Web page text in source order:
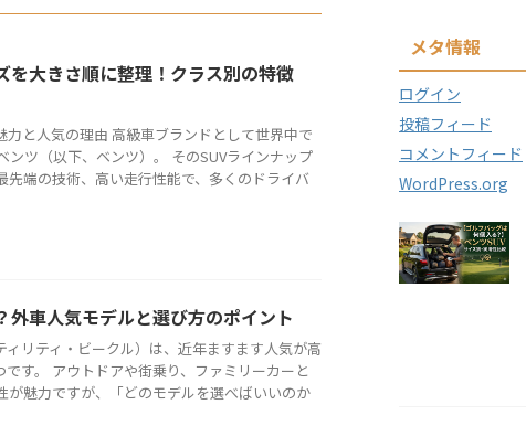
を大きさ順に整理！クラス別の特徴
力と人気の理由 高級車ブランドとして世界中で
ンツ（以下、ベンツ）。 そのSUVラインナップ
先端の技術、高い走行性能で、多くのドライバ
外車人気モデルと選び方のポイント
ィリティ・ビークル）は、近年ますます人気が高
です。 アウトドアや街乗り、ファミリーカーと
が魅力ですが、「どのモデルを選べばいいのか
メタ情報
ログイン
投稿フィード
コメントフィード
WordPress.org